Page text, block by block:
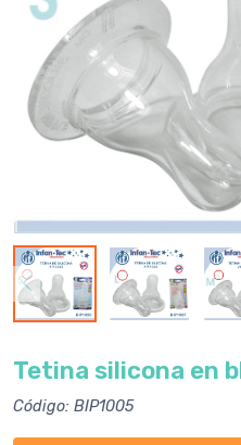
Tetina silicona en
Código: BIP1005